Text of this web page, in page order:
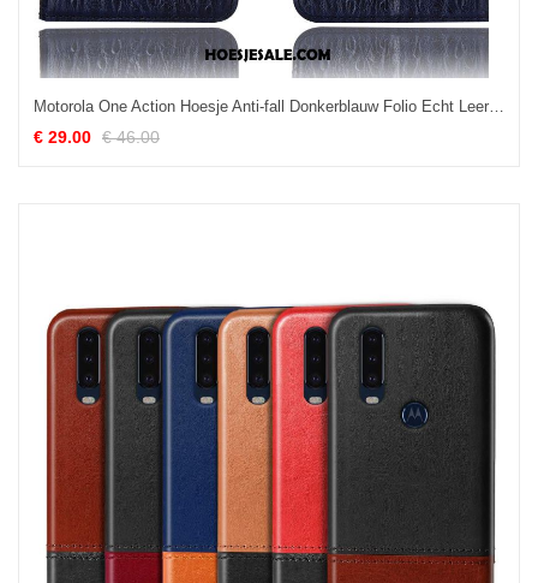
Motorola One Action Hoesje Anti-fall Donkerblauw Folio Echt Leer Hoes Online
€ 29.00 € 46.00